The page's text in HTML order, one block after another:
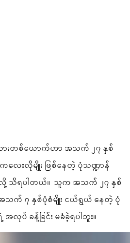
ားတစ်ယောက်ဟာ အသက် ၂၇ နှစ်
လေးလိုမျိုး ဖြစ်နေတဲ့ ပုံသဏ္ဍာန်
လို့ သိရပါတယ်။ သူက အသက် ၂၇ နှစ်
သက် ၇ နှစ်ပုံစံမျိုး ငယ်ရွယ် နေတဲ့ ပုံ
ပ် ခန့်ခြင်း မခံခဲ့ရပါဘူး။